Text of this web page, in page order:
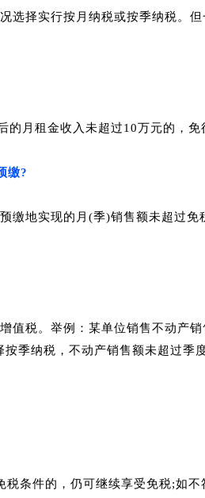
选择实行按月纳税或按季纳税。 但
月租金收入未超过10万元的，免
缴?
缴地实现的月(季)销售额未超过
值税。 举例： 某单位销售不动产
季纳税，不动产销售额未超过季
条件的，仍可继续享受免税;如不